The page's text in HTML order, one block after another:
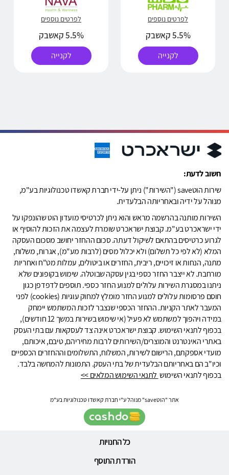
לפרטים נוספים
5.5% קאשבק
לקנייה
לפרטים נוספים
5.5% קאשבק
לקנייה
חשוב לדעת:
שירות הוטsave ("השירות") ניתן על-ידי חברת קאשדו טכנולוגיות בע"מ,
מנוהל על ידיה ובאחריותה הבלעדית.
השירות מותנה בהרשמה מראש והוא ניתן לכרטיסי מועדון הוט שהונפקו על
ידי ישראכרט בע"מ. קבוצת ישראכרט שומרת לעצמה את הזכות להוסיף או
לגרוע כרטיסים בהתאם לשיקול דעתה. סכום ההחזר יחושב מסכום העסקה
המלא (לא לפי כל תשלום) ולא יכלול מסים (לרבות מע"מ), אגרות, משלוח,
מתנה, הנחות או זיכויים, ריבית, החזרים או ביטולים, עמלות מט"ח ואחריות
מורחבת. לא ייצבר החזר כספי בגין עסקה שבוטלה. שימוש בקופונים שלא
ניתנו במסגרת השירות עלולים למנוע החזר כספי. תוספים לדפדפן כגון
חוסם פרסומות עלולים למנוע החזר מומלץ למחוק עוגיות (cookies) לפני
המעבר לאתר הקניות. ההחזר הכספי שנצבר לזכות המשתמש יימחק
במידה ויהפוך למשתמש לא פעיל (אי שימוש בשירות במשך 12 חודשים),
בכפוף לתנאי השימוש. קבוצת ישראכרט אינה צד לעסקאות עם בתי העסק
באתרי האינטרנט והמוצרים/השירותים לרבות מחיריהם, טיבם, איכותם,
מועדי אספקתם, הרישום לשירות, המשלוח, התשלומים וההחזרים הכספיים
וכיו"ב הם באחריותם הבלעדית של בתי העסק. התמונות להמחשה בלבד.
בכפוף לתנאי השימוש לתנאי השימוש המלאים >>
אתר "הוטsave" מנוהל ע"י חברת קאשדו טכנולוגיות בע"מ
כל החנויות
הורדת התוסף